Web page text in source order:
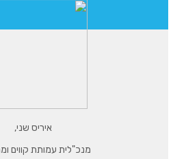
איריס שני,
מנכ"לית עמותת קווים